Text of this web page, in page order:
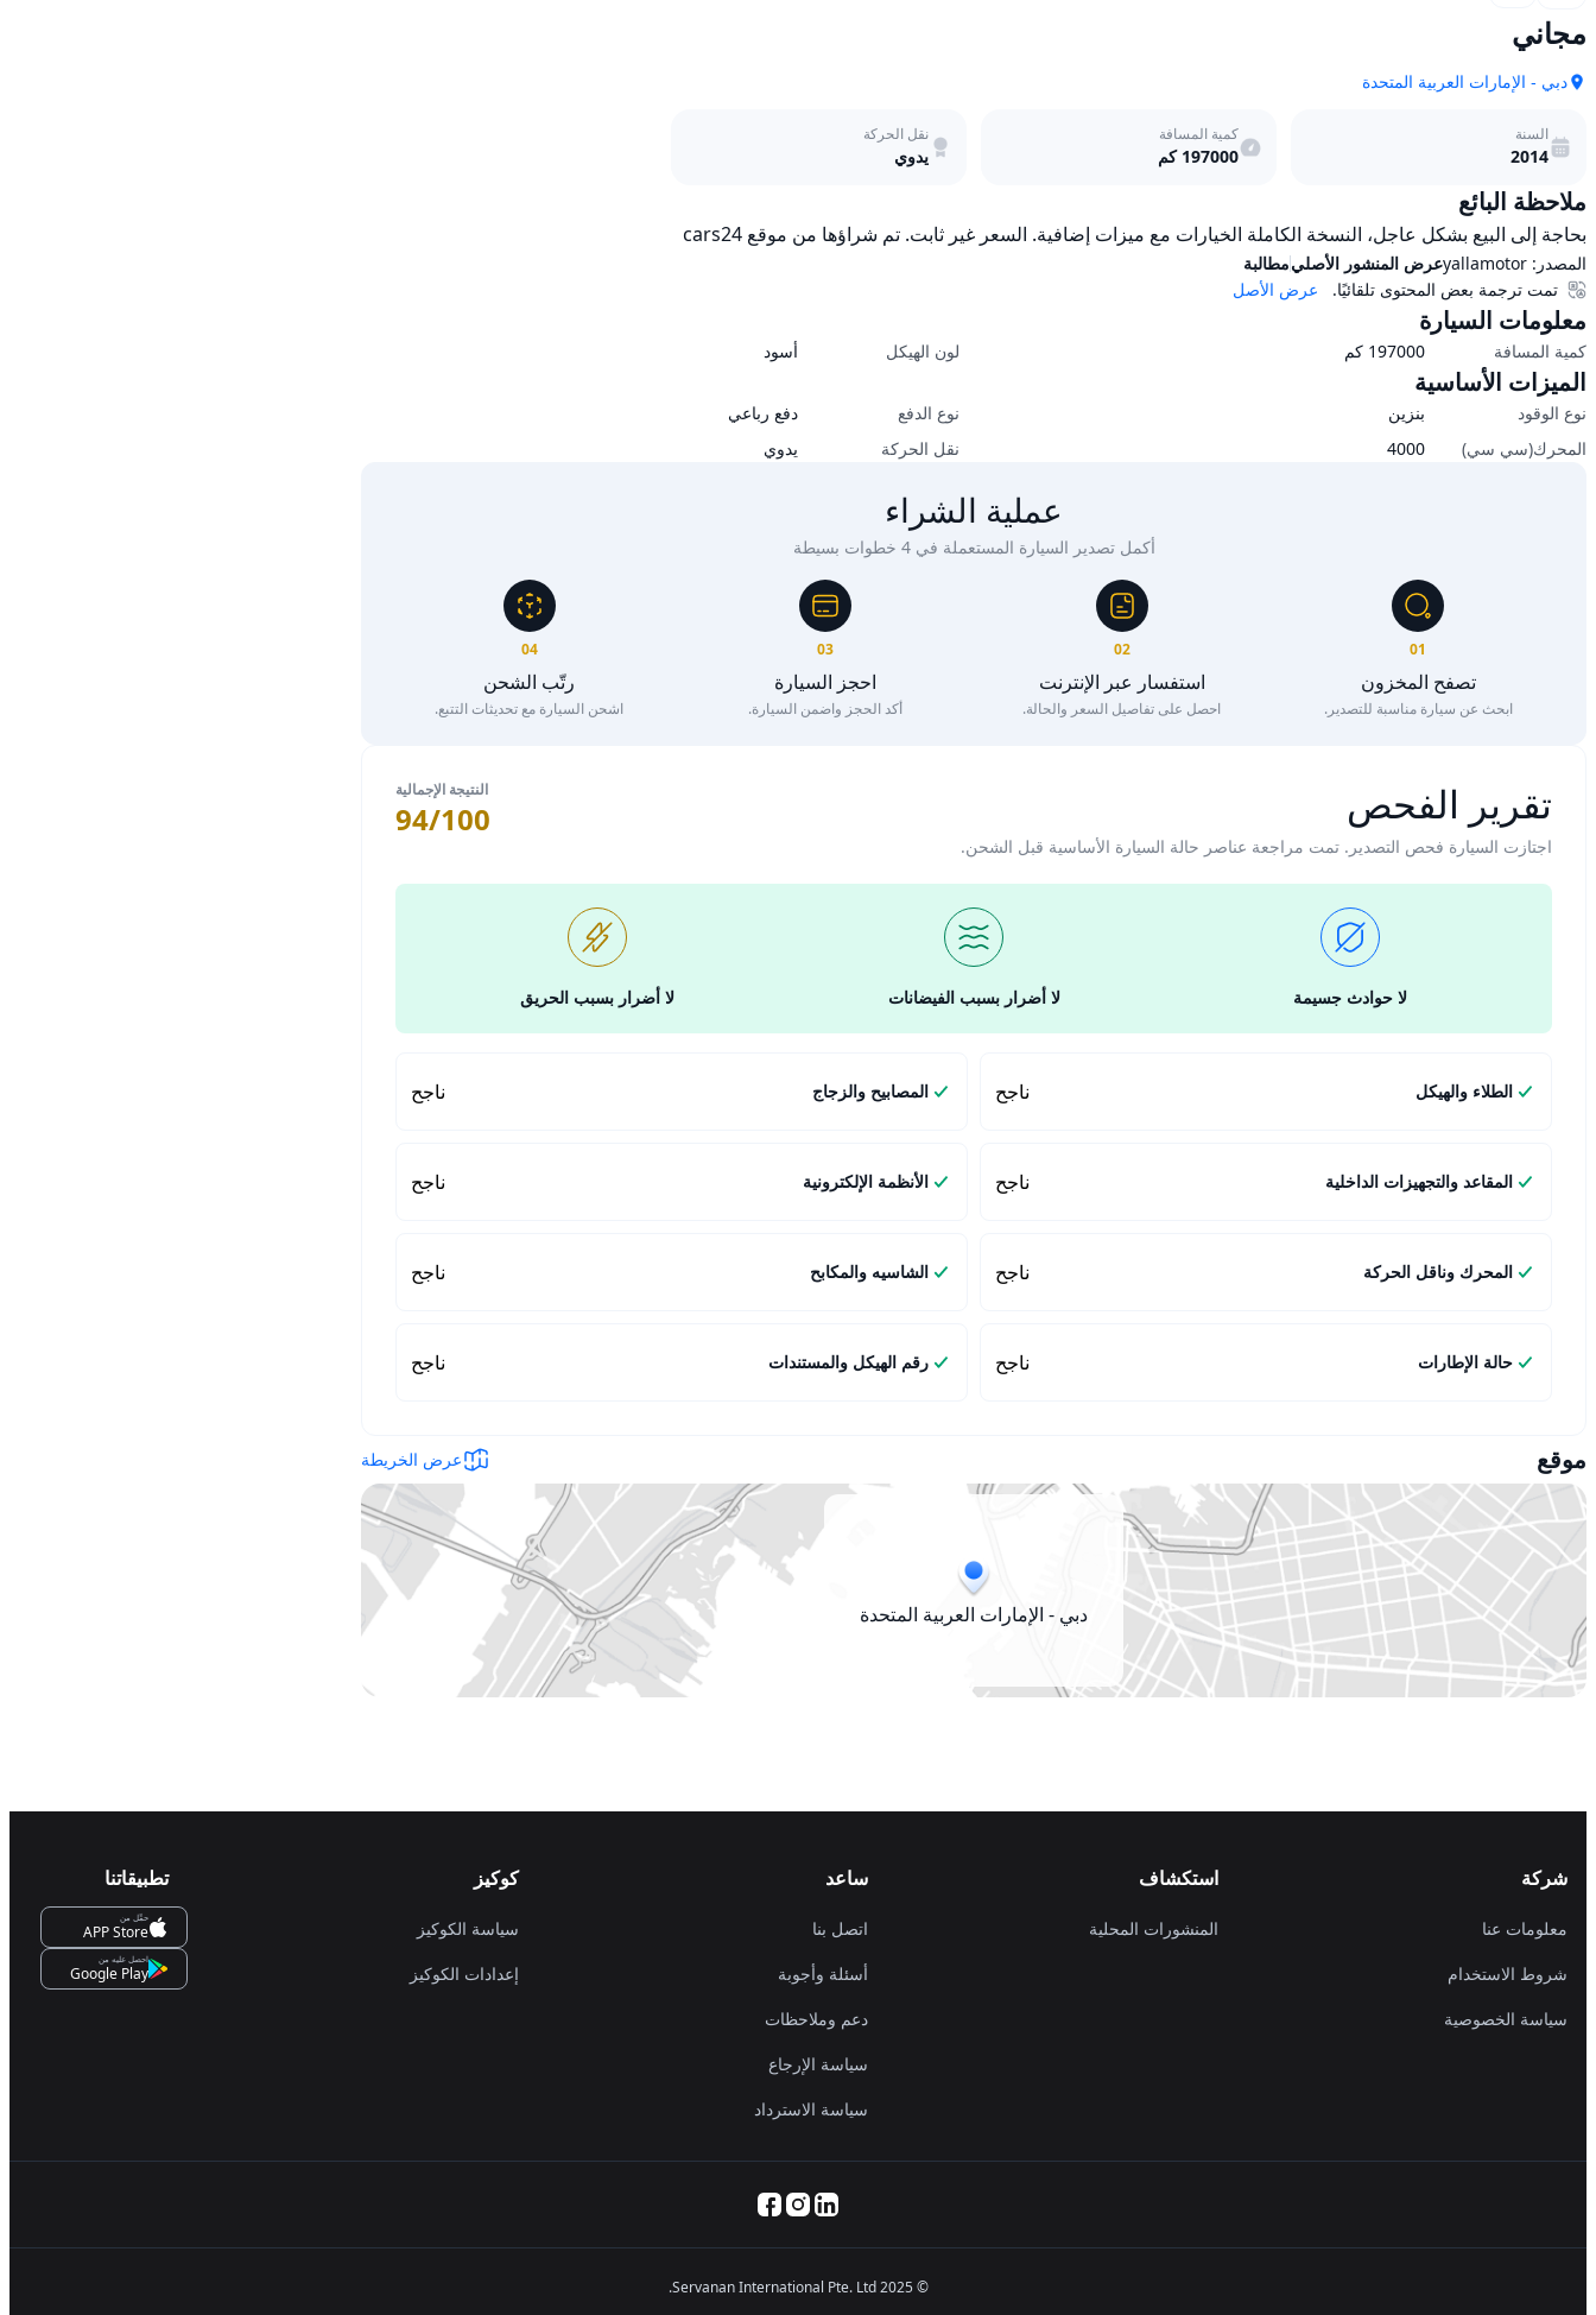
مجاني
دبي - الإمارات العربية المتحدة
السنة
2014
كمية المسافة
197000 كم
نقل الحركة
يدوي
ملاحظة البائع
بحاجة إلى البيع بشكل عاجل، النسخة الكاملة الخيارات مع ميزات إضافية. السعر غير ثابت. تم شراؤها من موقع cars24
المصدر: yallamotorعرض المنشور الأصليمطالبة
عرض الأصل
تمت ترجمة بعض المحتوى تلقائيًا.
معلومات السيارة
كمية المسافة 197000 كم لون الهيكل أسود
الميزات الأساسية
نوع الوقود بنزين نوع الدفع
دفع رباعي
المحرك(سي سي)
4000 نقل الحركة يدوي
عملية الشراء
أكمل تصدير السيارة المستعملة في 4 خطوات بسيطة
01
تصفح المخزون
ابحث عن سيارة مناسبة للتصدير.
02
استفسار عبر الإنترنت
احصل على تفاصيل السعر والحالة.
03
احجز السيارة
أكد الحجز واضمن السيارة.
04
رتّب الشحن
اشحن السيارة مع تحديثات التتبع.
تقرير الفحص
اجتازت السيارة فحص التصدير. تمت مراجعة عناصر حالة السيارة الأساسية قبل الشحن.
النتيجة الإجمالية
94/100
لا حوادث جسيمة لا أضرار بسبب الفيضانات لا أضرار بسبب الحريق
الطلاء والهيكل ناجح المصابيح والزجاج ناجح
المقاعد والتجهيزات الداخلية ناجح الأنظمة الإلكترونية ناجح
المحرك وناقل الحركة ناجح الشاسيه والمكابح ناجح
حالة الإطارات ناجح رقم الهيكل والمستندات ناجح
موقع عرض الخريطة
دبي - الإمارات العربية المتحدة
شركة
معلومات عنا
شروط الاستخدام
سياسة الخصوصية
استكشاف
المنشورات المحلية
ساعد
اتصل بنا
أسئلة وأجوبة
دعم وملاحظات
سياسة الإرجاع
سياسة الاسترداد
كوكيز
سياسة الكوكيز
إعدادات الكوكيز
تطبيقاتنا
حمِّل من
APP Store
احصل عليه من
Google Play
© 2025 Servanan International Pte. Ltd.